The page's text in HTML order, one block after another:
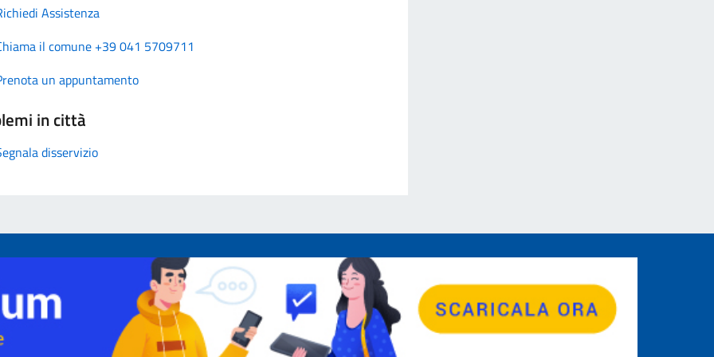
Assistenza
il comune +39 041 5709711
un appuntamento
in città
disservizio